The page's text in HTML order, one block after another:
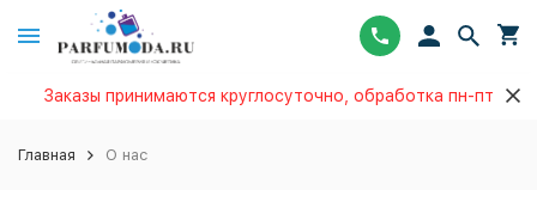
Заказы принимаются круглосуточно, обработка пн-пт
Главная О нас